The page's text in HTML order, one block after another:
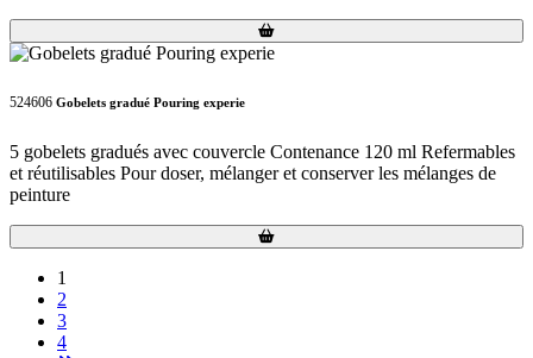
Loading...
Loading...
524606 Gobelets gradué Pouring experie
5 gobelets gradués avec couvercle Contenance 120 ml Refermables
et réutilisables Pour doser, mélanger et conserver les mélanges de
peinture
Loading...
Loading...
1
2
3
4